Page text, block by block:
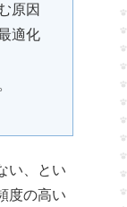
原因
適化
い、とい
度の高い